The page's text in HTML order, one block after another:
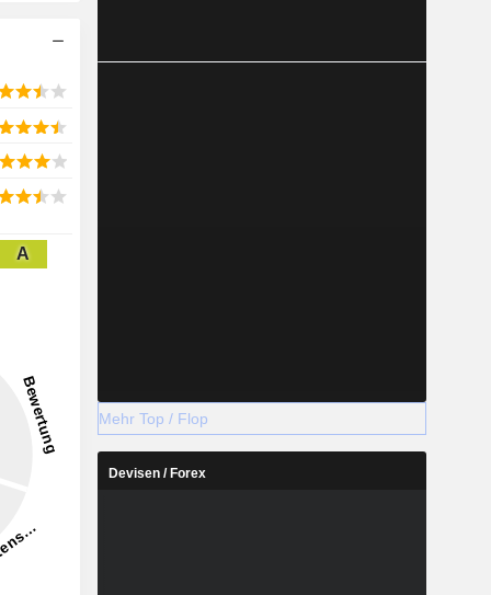
A
Mehr Top / Flop
Devisen / Forex